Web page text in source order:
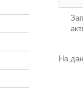
На